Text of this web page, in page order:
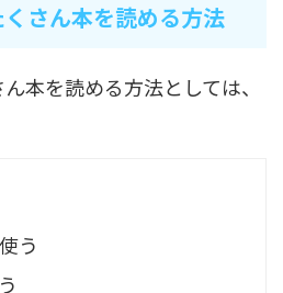
さん本を読める方法
本を読める方法としては、
う